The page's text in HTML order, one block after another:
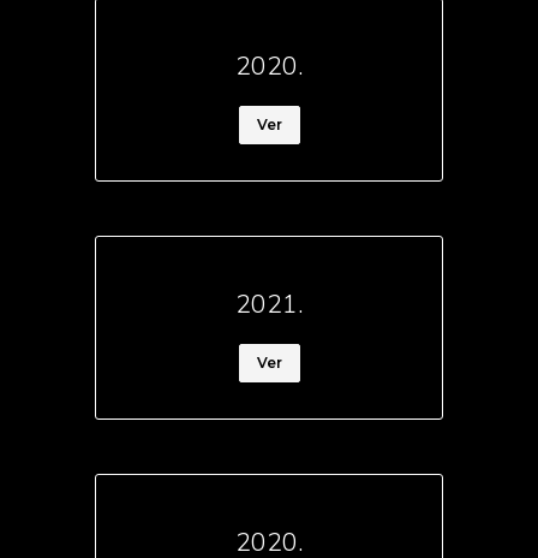
2020.
Ver
2021.
Ver
2020.